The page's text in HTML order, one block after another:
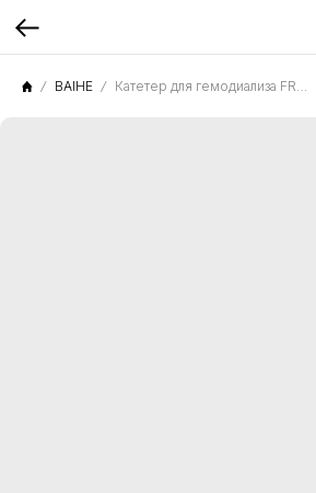
BAIHE Катетер для гемодиализа FR-2225